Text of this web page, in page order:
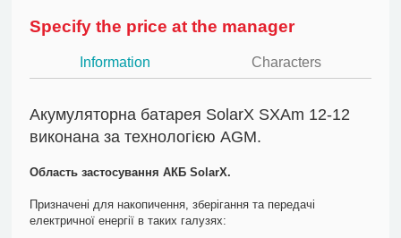
Specify the price at the manager
Information Characters
Акумуляторна батарея SolarX SXAm 12-12
виконана за технологією AGM.
Область застосування АКБ SolarX.
Призначені для накопичення, зберігання та передачі
електричної енергії в таких галузях: